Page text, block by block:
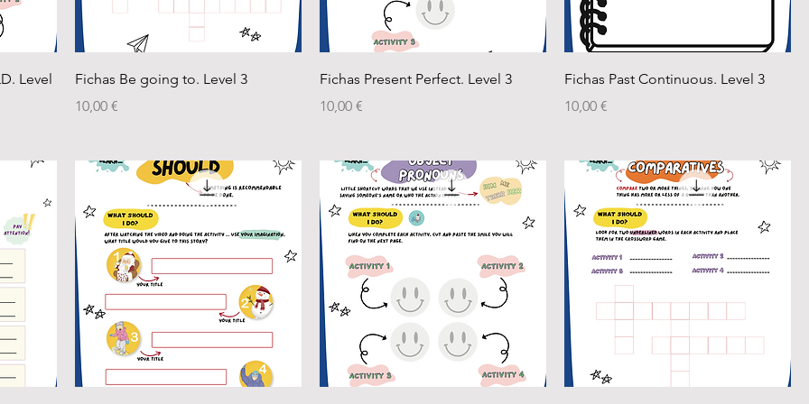
Level
Fichas Be going to. Level 3
Precio
10,00 €
Fichas Present Perfect. Level 3
Precio
10,00 €
Fichas Past Continuous. Level 3
Precio
10,00 €